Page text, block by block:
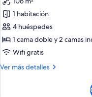
las
fotos
de
Apartamento
de
2
1 habitación
4 huéspedes
1 cama doble y 2 camas
Wifi gratis
Ver más detalles
Más